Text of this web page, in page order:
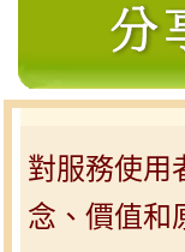
對服務使用
念、價值和